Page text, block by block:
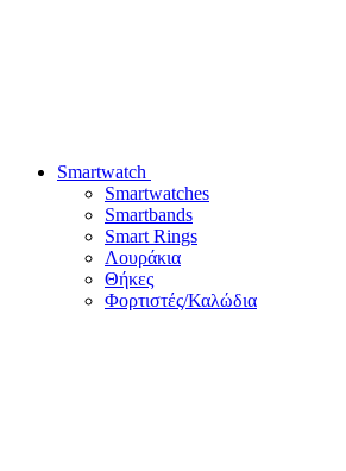
Smartwatch
Smartwatches
Smartbands
Smart Rings
Λουράκια
Θήκες
Φορτιστές/Καλώδια